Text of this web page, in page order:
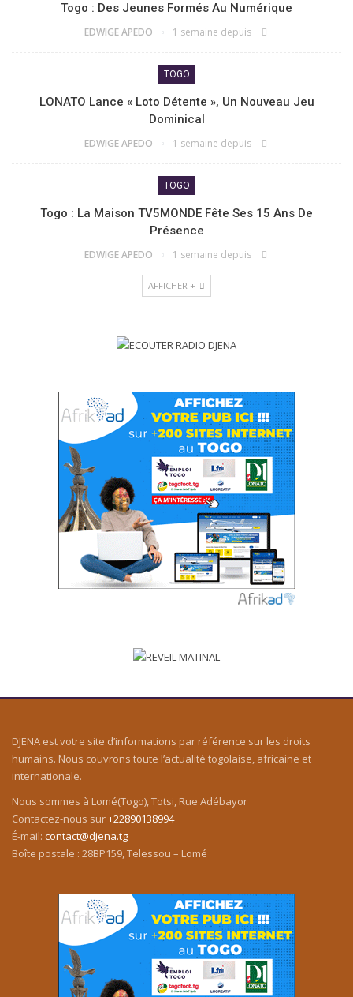
Togo : Des Jeunes Formés Au Numérique
EDWIGE APEDO 1 semaine depuis
TOGO
LONATO Lance « Loto Détente », Un Nouveau Jeu
Dominical
EDWIGE APEDO 1 semaine depuis
TOGO
Togo : La Maison TV5MONDE Fête Ses 15 Ans De
Présence
EDWIGE APEDO 1 semaine depuis
AFFICHER +
DJENA est votre site d’informations par référence sur les droits
humains. Nous couvrons toute l’actualité togolaise, africaine et
internationale.
Nous sommes à Lomé(Togo), Totsi, Rue Adébayor
Contactez-nous sur+22890138994
É-mail: contact@djena.tg
Boîte postale : 28BP159, Telessou – Lomé